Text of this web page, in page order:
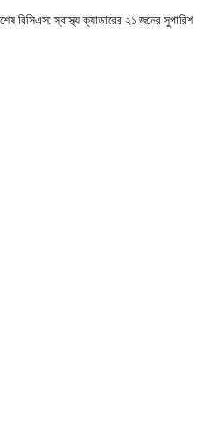
বিসিএস: স্বাস্থ্য ক্যাডারের ২১ জনের সুপারিশ